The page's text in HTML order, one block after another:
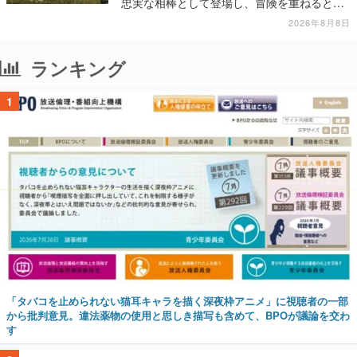
2026年8月8日
ランキング
1
「タバコを止められない猫耳キャラを描く深夜枠アニメ」に視聴者の一部
から批判意見。違法薬物の使用と思しき描写も含めて、BPOが議論を交わ
す